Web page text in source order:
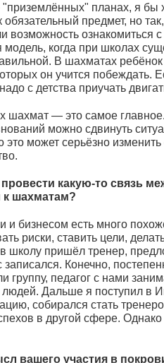
"приземлённых" планах, я бы
предмет, но
возможность ознакомиться
модель, когда при школах
В шахматах ребёнок
он учится побеждать.
с детства приучать
шахмат — это самое
можно сдвинуть
это может серьёзно
какую-то связь
к шахматам?
бизнесом есть много
риски, ставить цели,
в школу пришёл тренер,
записался. Конечно,
группу, педагог с нами
людей. Дальше я поступил в
собирался стать
в другой сфере.
вашего участия в